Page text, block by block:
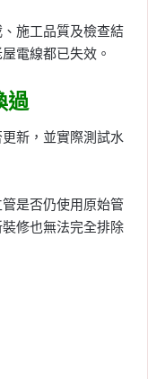
施工品質及檢查結
電線都已失效。
過
新，並實際測試水
是否仍使用原始管
修也無法完全排除